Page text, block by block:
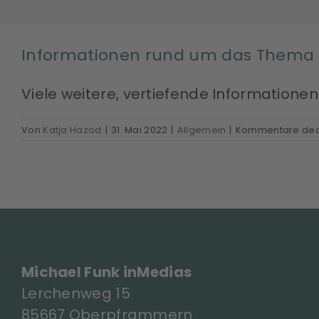
Informationen rund um das Thema
Viele weitere, vertiefende
Von Katja Hazod | 31. Mai 2022 | Allgemein | Kommentare
Michael Funk inMedias
Lerchenweg 15
85667 Oberpframmern